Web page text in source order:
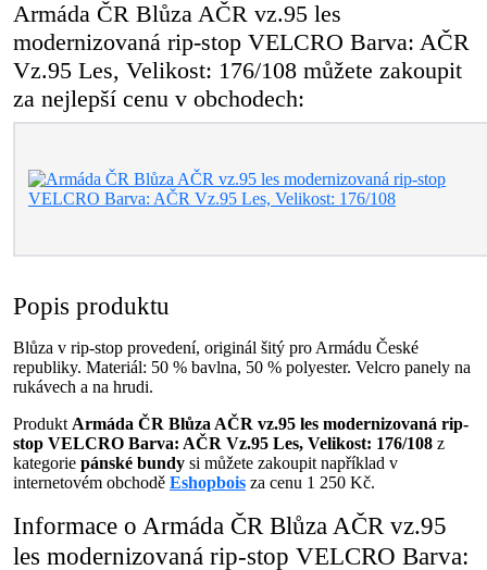
Armáda ČR Blůza AČR vz.95 les
modernizovaná rip-stop VELCRO Barva: AČR
Vz.95 Les, Velikost: 176/108 můžete zakoupit
za nejlepší cenu v obchodech:
Popis produktu
Blůza v rip-stop provedení, originál šitý pro Armádu České
republiky. Materiál: 50 % bavlna, 50 % polyester. Velcro panely na
rukávech a na hrudi.
Produkt Armáda ČR Blůza AČR vz.95 les modernizovaná rip-
stop VELCRO Barva: AČR Vz.95 Les, Velikost: 176/108 z
kategorie pánské bundy si můžete zakoupit například v
internetovém obchodě Eshopbois za cenu 1 250 Kč.
Informace o Armáda ČR Blůza AČR vz.95
les modernizovaná rip-stop VELCRO Barva: